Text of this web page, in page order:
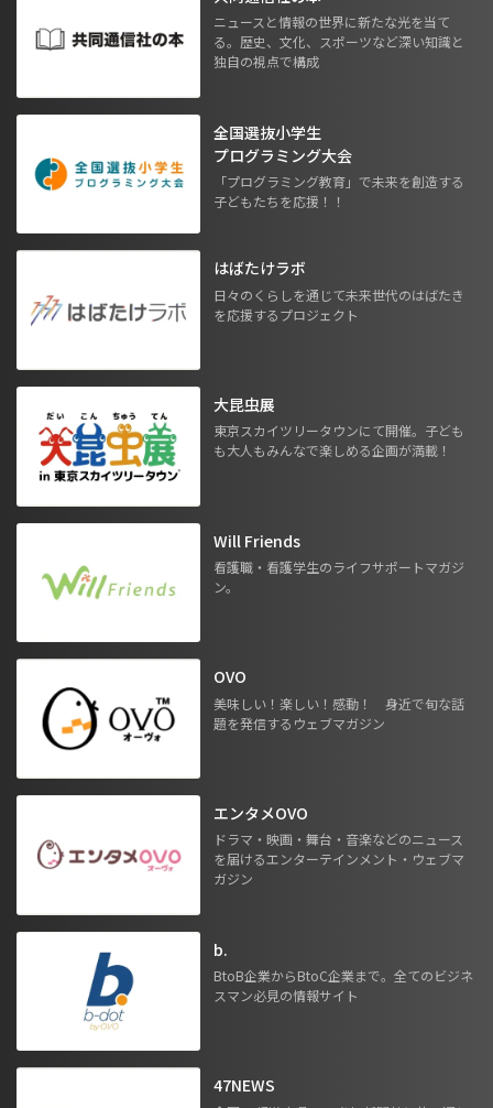
ニュースと情報の世界に新たな光を当て
る。歴史、文化、スポーツなど深い知識と
独自の視点で構成
全国選抜小学生
プログラミング大会
「プログラミング教育」で未来を創造する
子どもたちを応援！！
はばたけラボ
日々のくらしを通じて未来世代のはばたき
を応援するプロジェクト
大昆虫展
東京スカイツリータウンにて開催。子ども
も大人もみんなで楽しめる企画が満載！
Will Friends
看護職・看護学生のライフサポートマガジ
ン。
OVO
美味しい！楽しい！感動！ 身近で旬な話
題を発信するウェブマガジン
エンタメOVO
ドラマ・映画・舞台・音楽などのニュース
を届けるエンターテインメント・ウェブマ
ガジン
b.
BtoB企業からBtoC企業まで。全てのビジネ
スマン必見の情報サイト
47NEWS